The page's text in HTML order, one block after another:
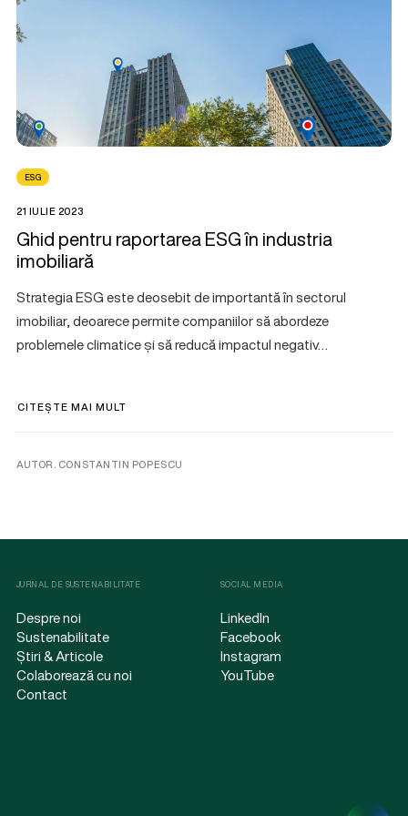
ESG
21 IULIE 2023
Ghid pentru raportarea ESG în industria
imobiliară
Strategia ESG este deosebit de importantă în sectorul
imobiliar, deoarece permite companiilor să abordeze
problemele climatice și să reducă impactul negativ…
CITEȘTE MAI MULT
AUTOR. CONSTANTIN POPESCU
JURNAL DE SUSTENABILITATE
Despre noi
Sustenabilitate
Știri & Articole
Colaborează cu noi
Contact
SOCIAL MEDIA
LinkedIn
Facebook
Instagram
YouTube